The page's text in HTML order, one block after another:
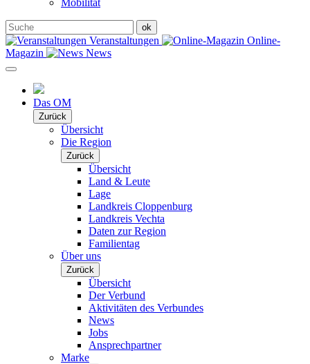
Mobilität
Veranstaltungen
Online-
Magazin
News
Das OM
Zurück
Übersicht
Die Region
Zurück
Übersicht
Land & Leute
Lage
Landkreis Cloppenburg
Landkreis Vechta
Daten zur Region
Familientag
Über uns
Zurück
Übersicht
Der Verbund
Aktivitäten des Verbundes
News
Jobs
Ansprechpartner
Marke